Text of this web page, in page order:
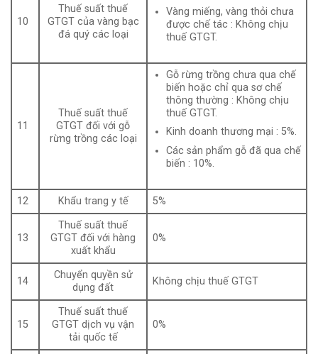
10
Thuế suất thuế
GTGT của vàng bạc
đá quý các loại
Vàng miếng, vàng thỏi chưa
được chế tác : Không chịu
thuế GTGT.
11
Thuế suất thuế
GTGT đối với gỗ
rừng trồng các loại
Gỗ rừng trồng chưa qua chế
biến hoặc chỉ qua sơ chế
thông thường : Không chịu
thuế GTGT.
Kinh doanh thương mại : 5%.
Các sản phẩm gỗ đã qua chế
biến : 10%.
12 Khẩu trang y tế 5%
13
Thuế suất thuế
GTGT đối với hàng
xuất khẩu
0%
14
Chuyển quyền sử
dụng đất
Không chịu thuế GTGT
15
Thuế suất thuế
GTGT dịch vụ vận
tải quốc tế
0%